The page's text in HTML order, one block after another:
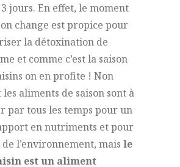
jours. En effet, le moment
change est propice pour
la détoxination de
et comme c’est la saison
on en profite ! Non
aliments de saison sont à
par tous les temps pour un
en nutriments et pour
l’environnement, mais le
est un aliment